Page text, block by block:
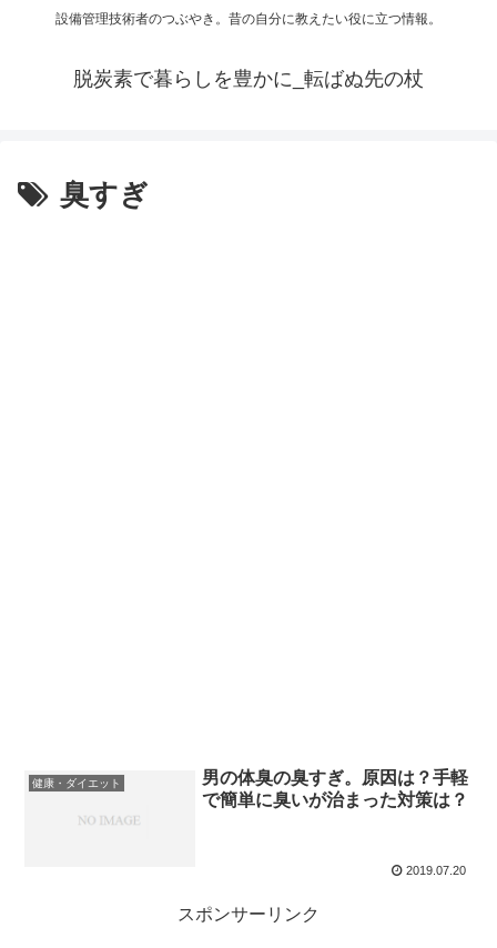
設備管理技術者のつぶやき。昔の自分に教えたい役に立つ情報。
脱炭素で暮らしを豊かに_転ばぬ先の杖
臭すぎ
健康・ダイエット
男の体臭の臭すぎ。原因は？手軽
で簡単に臭いが治まった対策は？
2019.07.20
スポンサーリンク